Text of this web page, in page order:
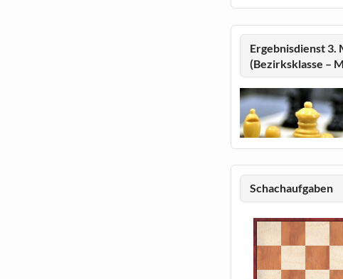
Ergebnisdienst 3.
(Bezirksklasse –
Schachaufgaben